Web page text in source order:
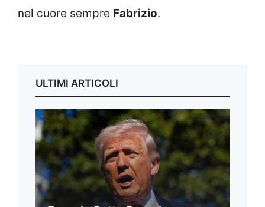
nel cuore sempre Fabrizio.
ULTIMI ARTICOLI